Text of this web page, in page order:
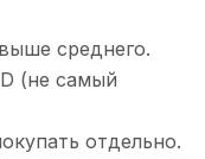
среднего.
(не самый
отдельно.